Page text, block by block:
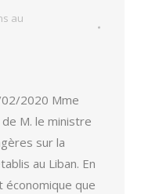
au
2020 Mme
M. le ministre
sur la
au Liban. En
économique que